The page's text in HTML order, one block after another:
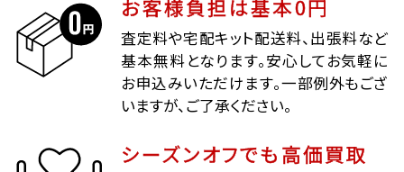
お客様負担は基本0円
査定料や宅配キット配送料、出張料など
基本無料となります。安心してお気軽に
お申込みいただけます。一部例外もござ
いますが、ご了承ください。
シーズンオフでも高価買取